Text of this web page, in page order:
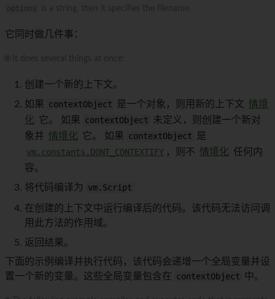
它同时做几件事：
创建一个新的上下文。
如果 contextObject 是一个对象，则用新的上下文 情境
化 它。 如果 contextObject 未定义，则创建一个新对
象并 情境化 它。 如果 contextObject 是
vm.constants.DONT_CONTEXTIFY ，则不 情境化 任何内
容。
将代码编译为
vm.Script
在创建的上下文中运行编译后的代码。该代码无法访问调
用此方法的作用域。
返回结果。
下面的示例编译并执行代码，该代码会递增一个全局变量并设
置一个新的变量。这些全局变量包含在 contextObject 中。